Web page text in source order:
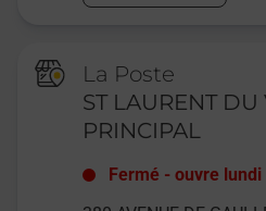
La Poste
ST LAURENT
PRINCIPAL
Fermé -ouvre lundi